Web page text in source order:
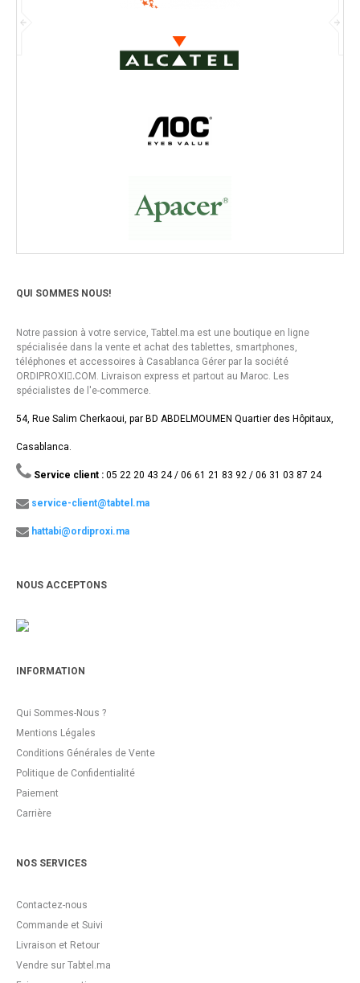
QUI SOMMES NOUS!
Notre passion à votre service, Tabtel.ma est une boutique en ligne
spécialisée dans la vente et achat des tablettes, smartphones,
téléphones et accessoires à Casablanca Gérer par la société
ORDIPROXI.ِCOM. Livraison express et partout au Maroc. Les
spécialistes de l'e-commerce.
54, Rue Salim Cherkaoui, par BD ABDELMOUMEN Quartier des Hôpitaux,
Casablanca.
Service client : 05 22 20 43 24 / 06 61 21 83 92 / 06 31 03 87 24
service-client@tabtel.ma
hattabi@ordiproxi.ma
NOUS ACCEPTONS
INFORMATION
Qui Sommes-Nous ?
Mentions Légales
Conditions Générales de Vente
Politique de Confidentialité
Paiement
Carrière
NOS SERVICES
Contactez-nous
Commande et Suivi
Livraison et Retour
Vendre sur Tabtel.ma